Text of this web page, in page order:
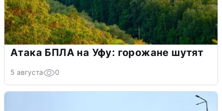
Атака БПЛА на Уфу: горожане шутят
5 августа 0